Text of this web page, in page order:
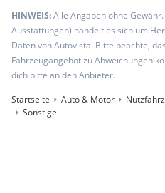
HINWEIS:Alle Angaben ohne
Ausstattungen) handelt es sich um
Daten von Autovista. Bitte beachte,
Fahrzeugangebot zu Abweichungen
dich bitte an den Anbieter.
Startseite
Auto & Motor
Sonstige